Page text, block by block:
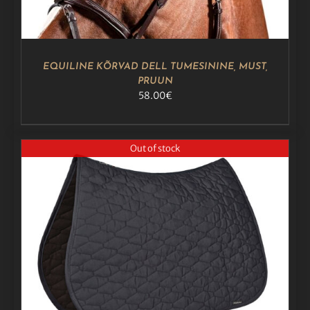
SAAB
TEHA
TOOTELEHEL.
EQUILINE KÕRVAD DELL TUMESININE, MUST,
PRUUN
58.00€
Out of stock
DETAILS